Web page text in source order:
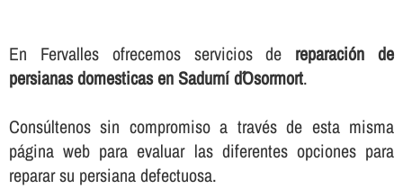
En Fervalles ofrecemos servicios de reparación de
persianas domesticas en Sadurní d´Osormort.
Consúltenos sin compromiso a través de esta misma
página web para evaluar las diferentes opciones para
reparar su persiana defectuosa.